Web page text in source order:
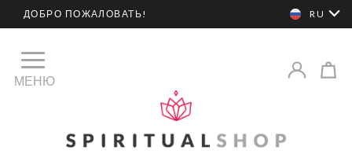
ДОБРО ПОЖАЛОВАТЬ! RU
МЕНЮ